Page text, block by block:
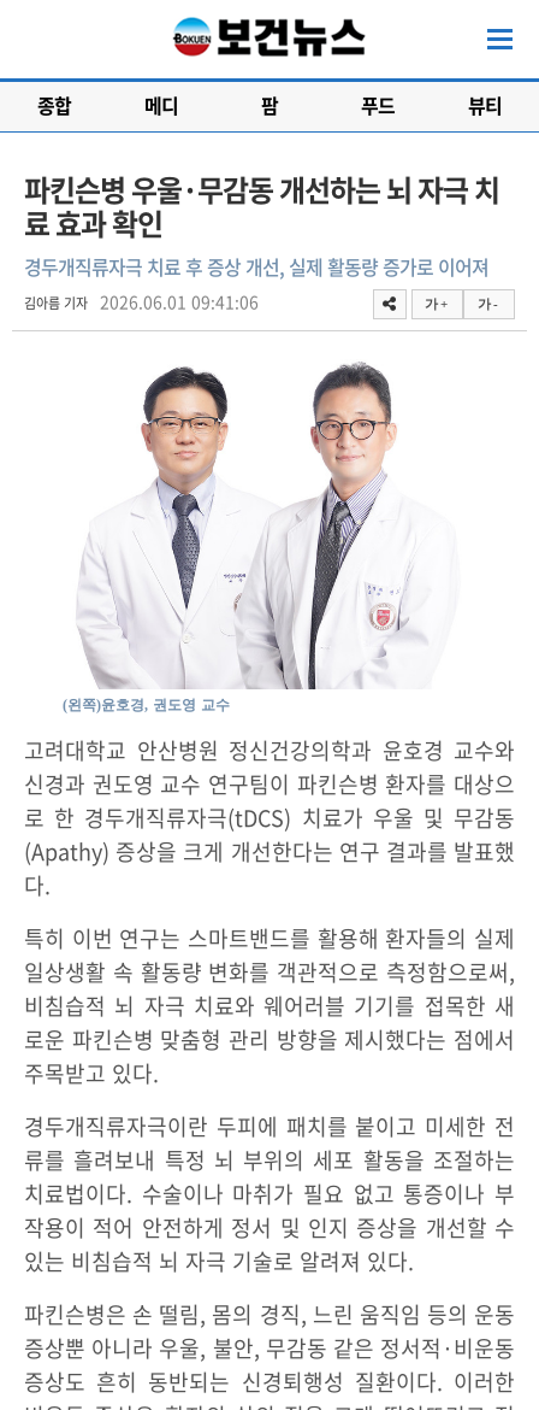
종합 메디 팜 푸드 뷰티
파킨슨병 우울·무감동 개선하는 뇌 자극 치
료 효과 확인
경두개직류자극 치료 후 증상 개선, 실제 활동량 증가로 이어져
김아름 기자 2026.06.01 09:41:06 가 + 가 -
(왼쪽)윤호경, 권도영 교수
고려대학교 안산병원 정신건강의학과 윤호경 교수와
신경과 권도영 교수 연구팀이 파킨슨병 환자를 대상으
로 한 경두개직류자극(tDCS) 치료가 우울 및 무감동
(Apathy) 증상을 크게 개선한다는 연구 결과를 발표했
다.
특히 이번 연구는 스마트밴드를 활용해 환자들의 실제
일상생활 속 활동량 변화를 객관적으로 측정함으로써,
비침습적 뇌 자극 치료와 웨어러블 기기를 접목한 새
로운 파킨슨병 맞춤형 관리 방향을 제시했다는 점에서
주목받고 있다.
경두개직류자극이란 두피에 패치를 붙이고 미세한 전
류를 흘려보내 특정 뇌 부위의 세포 활동을 조절하는
치료법이다. 수술이나 마취가 필요 없고 통증이나 부
작용이 적어 안전하게 정서 및 인지 증상을 개선할 수
있는 비침습적 뇌 자극 기술로 알려져 있다.
파킨슨병은 손 떨림, 몸의 경직, 느린 움직임 등의 운동
증상뿐 아니라 우울, 불안, 무감동 같은 정서적·비운동
증상도 흔히 동반되는 신경퇴행성 질환이다. 이러한